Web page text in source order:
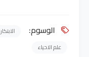
الوسوم: الابتكار
علم الاحياء